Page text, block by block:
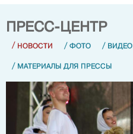
ПРЕСС-ЦЕНТР
/ НОВОСТИ / ФОТО / ВИДЕО
/ МАТЕРИАЛЫ ДЛЯ ПРЕССЫ